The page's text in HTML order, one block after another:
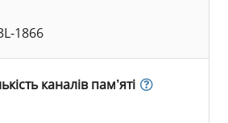
1866
каналів пам’яті